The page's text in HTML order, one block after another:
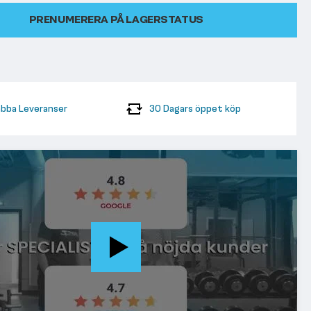
PRENUMERERA PÅ LAGERSTATUS
Leveranser 30 Dagars öppet köp